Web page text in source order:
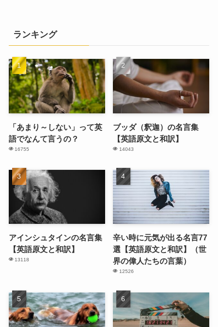
ランキング
「あまり～しない」って英
語でなんて言うの？
16755
ブッダ（釈迦）の名言集
【英語原文と和訳】
14043
アインシュタインの名言集
【英語原文と和訳】
13118
辛い時に元気が出る名言77
選【英語原文と和訳】（世
界の偉人たちの言葉）
12526